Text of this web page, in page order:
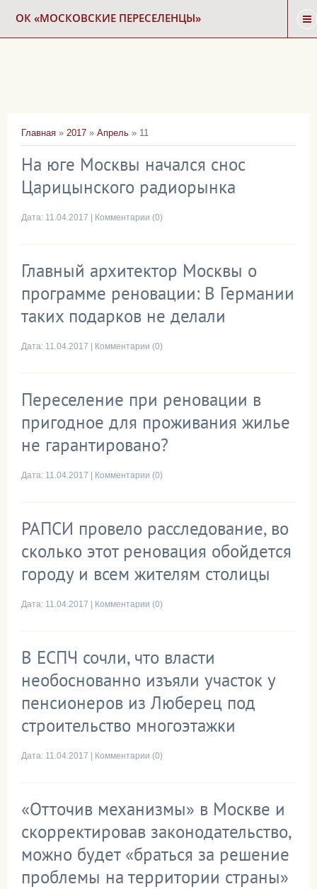
ОК «МОСКОВСКИЕ ПЕРЕСЕЛЕНЦЫ»
КАРТА СНОСА
ФОРУМ
Главная » 2017 » Апрель » 11
На юге Москвы начался снос
Царицынского радиорынка
Дата: 11.04.2017 Комментарии (0)
Главный архитектор Москвы о
программе реновации: В Германии
таких подарков не делали
Дата: 11.04.2017 Комментарии (0)
Переселение при реновации в
пригодное для проживания жилье
не гарантировано?
Дата: 11.04.2017 Комментарии (0)
РАПСИ провело расследование, во
сколько этот реновация обойдется
городу и всем жителям столицы
Дата: 11.04.2017 Комментарии (0)
В ЕСПЧ сочли, что власти
необоснованно изъяли участок у
пенсионеров из Люберец под
строительство многоэтажки
Дата: 11.04.2017 Комментарии (0)
«Отточив механизмы» в Москве и
скорректировав законодательство,
можно будет «браться за решение
проблемы на территории страны»